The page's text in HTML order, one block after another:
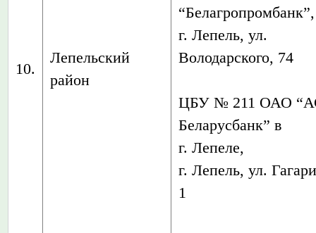
10.
Лепельский
район
“Белагропромбанк”,
г. Лепель, ул.
Володарского, 74
ЦБУ № 211 ОАО
Беларусбанк” в
г. Лепеле,
г. Лепель, ул.
1